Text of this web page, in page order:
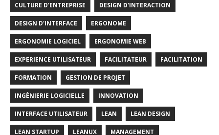
CULTURE D'ENTREPRISE DESIGN D'INTERACTION
DESIGN D'INTERFACE ERGONOME
ERGONOMIE LOGICIEL ERGONOMIE WEB
EXPERIENCE UTILISATEUR FACILITATEUR FACILITATION
FORMATION GESTION DE PROJET
INGÈNIERIE LOGICIELLE INNOVATION
INTERFACE UTILISATEUR LEAN LEAN DESIGN
LEAN STARTUP LEANUX MANAGEMENT